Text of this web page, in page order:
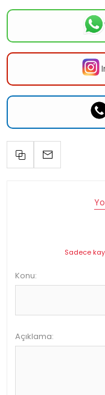
Sadece
Konu:
Açıklama: